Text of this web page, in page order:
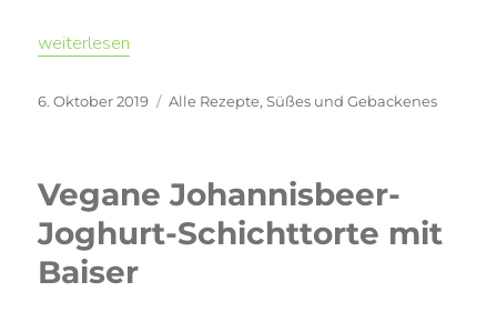
„Vegane Sachertorte“
weiterlesen
Veröffentlicht
6. Oktober 2019 Kategorien
Alle Rezepte,Süßes und Gebackenes
Vegane Johannisbeer-
Joghurt-Schichttorte mit
Baiser